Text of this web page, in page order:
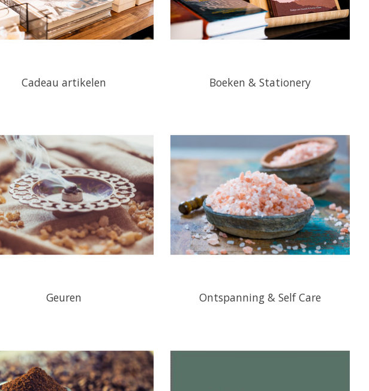
Cadeau artikelen Boeken & Stationery
Geuren Ontspanning & Self Care